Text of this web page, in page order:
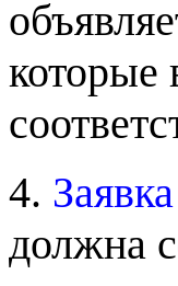
которые
4. Заявка
должна